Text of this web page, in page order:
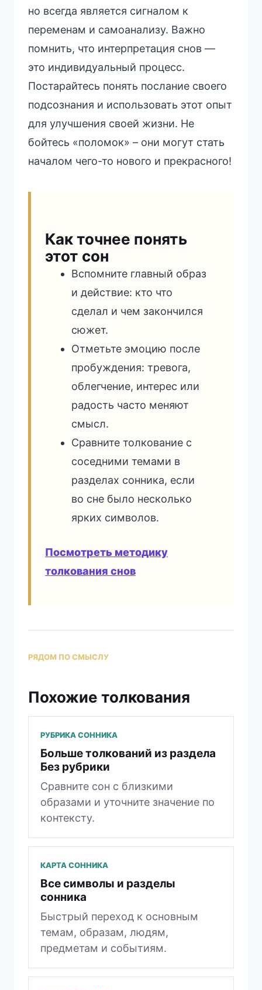
но всегда является сигналом к
переменам и самоанализу. Важно
помнить, что интерпретация снов —
это индивидуальный процесс.
Постарайтесь понять послание своего
подсознания и использовать этот опыт
для улучшения своей жизни. Не
бойтесь «поломок» – они могут стать
началом чего-то нового и прекрасного!
Как точнее понять
этот сон
Вспомните главный образ
и действие: кто что
сделал и чем закончился
сюжет.
Отметьте эмоцию после
пробуждения: тревога,
облегчение, интерес или
радость часто меняют
смысл.
Сравните толкование с
соседними темами в
разделах сонника, если
во сне было несколько
ярких символов.
Посмотреть методику
толкования снов
РЯДОМ ПО СМЫСЛУ
Похожие толкования
РУБРИКА СОННИКА
Больше толкований из раздела
Без рубрики
Сравните сон с близкими
образами и уточните значение по
контексту.
КАРТА СОННИКА
Все символы и разделы
сонника
Быстрый переход к основным
темам, образам, людям,
предметам и событиям.